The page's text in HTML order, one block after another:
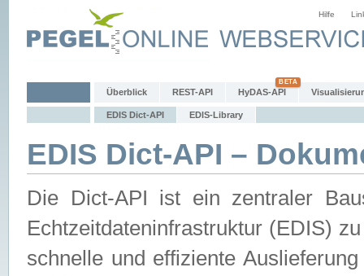
Hilfe
Überblick REST-API HyDAS-API
EDIS Dict-API EDIS-Library
EDIS Dict-API –
Die Dict-API ist ein zentraler
Echtzeitdateninfrastruktur (EDIS)
schnelle und effiziente